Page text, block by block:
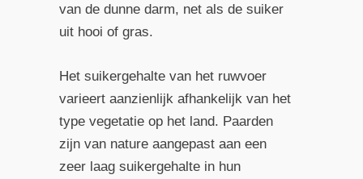
van de dunne darm, net als de suiker
uit hooi of gras.
Het suikergehalte van het ruwvoer
varieert aanzienlijk afhankelijk van het
type vegetatie op het land. Paarden
zijn van nature aangepast aan een
zeer laag suikergehalte in hun